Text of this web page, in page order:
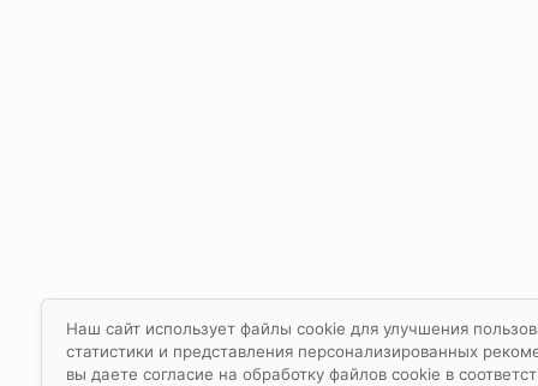
Наш сайт использует файлы cookie для улучшения
статистики и представления персонализированных
вы даете согласие на обработку файлов cookie в